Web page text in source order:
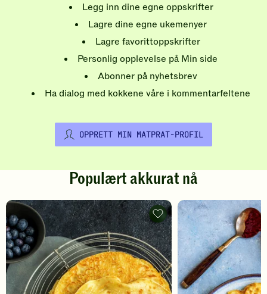
Legg inn dine egne oppskrifter
Lagre dine egne ukemenyer
Lagre favorittoppskrifter
Personlig opplevelse på Min side
Abonner på nyhetsbrev
Ha dialog med kokkene våre i kommentarfeltene
OPPRETT MIN MATPRAT-PROFIL
Populært akkurat nå
Pannekaker
-
legg
til
favoritter